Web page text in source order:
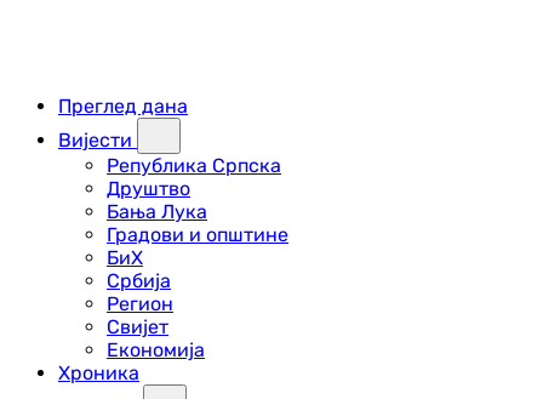
Преглед дана
Вијести
Република Српска
Друштво
Бања Лука
Градови и општине
БиХ
Србија
Регион
Свијет
Економија
Хроника